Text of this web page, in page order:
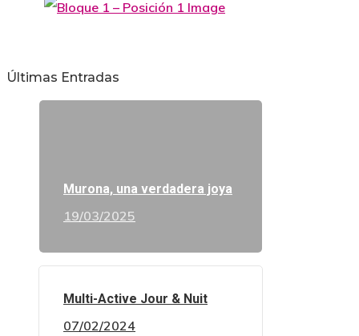
Últimas Entradas
Murona, una verdadera joya
19/03/2025
Multi-Active Jour & Nuit
07/02/2024